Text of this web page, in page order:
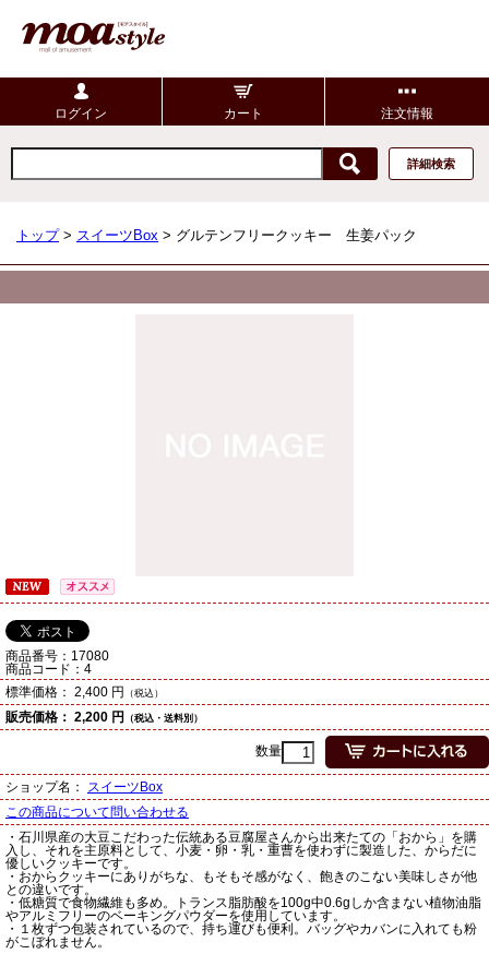
ログイン カート 注文情報
詳細検索
トップ> スイーツBox > グルテンフリークッキー 生姜パック
商品番号： 17080
商品コード： 4
標準価格： 2,400 円 （税込）
販売価格： 2,200 円 （税込・送料別）
数量
ショップ名： スイーツBox
この商品について問い合わせる
・石川県産の大豆こだわった伝統ある豆腐屋さんから出来たての「おから」を購
入し、それを主原料として、小麦・卵・乳・重曹を使わずに製造した、からだに
優しいクッキーです。
・おからクッキーにありがちな、もそもそ感がなく、飽きのこない美味しさが他
との違いです。
・低糖質で食物繊維も多め。トランス脂肪酸を100g中0.6gしか含まない植物油脂
やアルミフリーのベーキングパウダーを使用しています。
・１枚ずつ包装されているので、持ち運びも便利。バッグやカバンに入れても粉
がこぼれません。